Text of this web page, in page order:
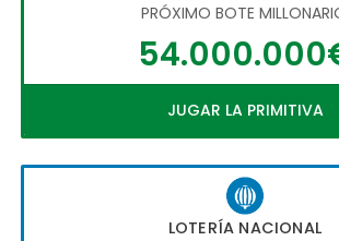
PRÓXIMO BOTE
JUGAR LA PRIMITIVA
LOTERÍA NACIONAL